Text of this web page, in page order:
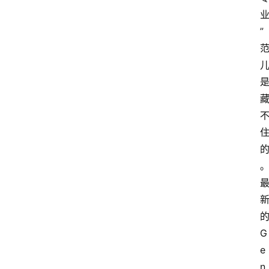
业
”
范
儿
是
藏
不
住
的
。
最
新
的
G
e
n